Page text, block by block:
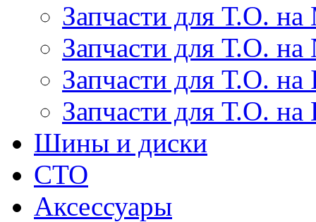
Запчасти для Т.О. на
Запчасти для Т.О. на
Запчасти для Т.О.
Запчасти для Т.О. на
Шины и диски
СТО
Аксессуары